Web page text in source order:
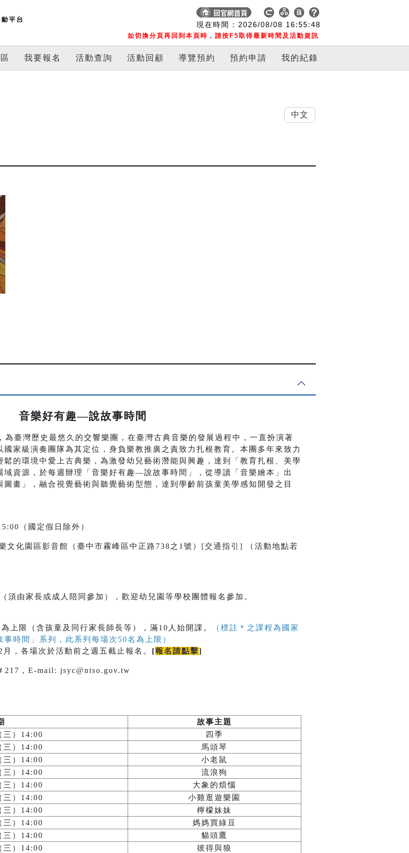
現在時間 : 2026/08/08 16:55:48
如切換分頁再回到本頁時，請按F5取得最新時間及活動資訊
我要報名 活動查詢 活動回顧 導覽預約 預約申請 我的紀錄
音樂好有趣—說故事時間
為臺灣歷史最悠久的交響樂團，在臺灣古典音樂的發展過程中，一直扮演著
家級演奏團隊為其定位，身負樂教推廣之責致力扎根教育。本團多年來致力
的環境中愛上古典樂，為激發幼兒藝術潛能與興趣，達到「教育扎根、美學
域資源，於每週辦理「音樂好有趣—說故事時間」，從導讀「音樂繪本」出
畫」，融合視覺藝術與聽覺藝術型態，達到學齡前孩童美學感知開發之目
（國定假日除外）
文化園區影音館（臺中市霧峰區中正路738之1號） [交通指引]
（活動地點若
須由家長或成人陪同參加），歡迎幼兒園等學校團體報名參加。
上限（含孩童及同行家長師長等），滿10人始開課。
（標註＊之課程為國家
時間」系列，此系列每場次50名為上限）
，各場次於活動前之週五截止報名。 [報名請點擊]
217，E-mail: jsyc@ntso.gov.tw
故事主題
三）14:00
四季
三）14:00
馬頭琴
三）14:00
小老鼠
三）14:00
流浪狗
三）14:00
大象的煩惱
三）14:00
小雞逛遊樂園
三）14:00
檸檬妹妹
三）14:00
媽媽買綠豆
三）14:00
貓頭鷹
三）14:00
彼得與狼